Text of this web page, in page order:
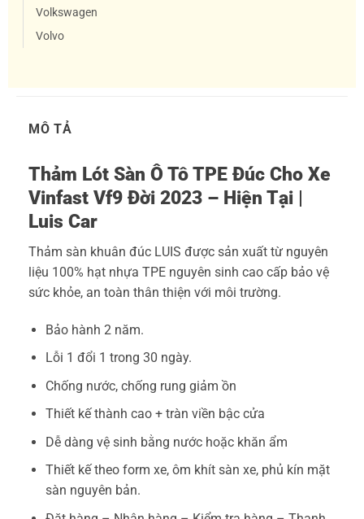
Volkswagen
Volvo
MÔ TẢ
Thảm Lót Sàn Ô Tô TPE Đúc Cho Xe
Vinfast Vf9 Đời 2023 – Hiện Tại |
Luis Car
Thảm sàn khuân đúc LUIS được sản xuất từ nguyên
liệu 100% hạt nhựa TPE nguyên sinh cao cấp bảo vệ
sức khỏe, an toàn thân thiện với môi trường.
Bảo hành 2 năm.
Lỗi 1 đổi 1 trong 30 ngày.
Chống nước, chống rung giảm ồn
Thiết kế thành cao + tràn viền bậc cửa
Dễ dàng vệ sinh bằng nước hoặc khăn ẩm
Thiết kế theo form xe, ôm khít sàn xe, phủ kín mặt
sàn nguyên bản.